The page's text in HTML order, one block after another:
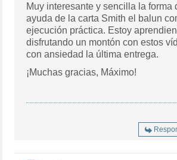
Muy interesante y sencilla la forma
ayuda de la carta Smith el balun
ejecución práctica. Estoy
disfrutando un montón con estos
con ansiedad la última entrega.
¡Muchas gracias, Máximo!